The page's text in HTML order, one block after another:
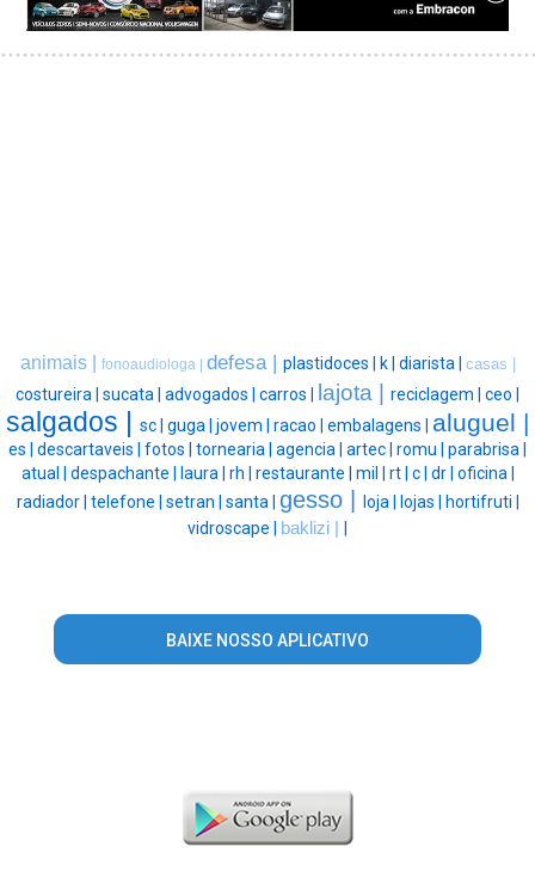
animais | fonoaudiologa | defesa | plastidoces | k | diarista | casas |
costureira | sucata | advogados | carros | lajota | reciclagem | ceo |
salgados | sc | guga | jovem | racao | embalagens | aluguel |
es | descartaveis | fotos | tornearia | agencia | artec | romu | parabrisa |
atual | despachante | laura | rh | restaurante | mil | rt | c | dr | oficina |
radiador | telefone | setran | santa | gesso | loja | lojas |
hortifruti |
vidroscape |
baklizi |
BAIXE NOSSO APLICATIVO